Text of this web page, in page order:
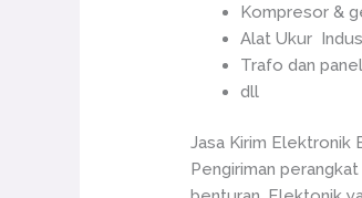
Kompresor &
Alat Ukur
Trafo dan panel
dll
Jasa Kirim Elektronik
Pengiriman